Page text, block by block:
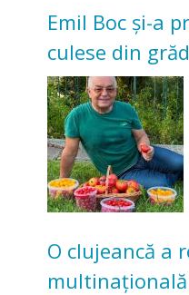
Emil Boc și-a
culese din
nu poate oferi
O clujeancă a